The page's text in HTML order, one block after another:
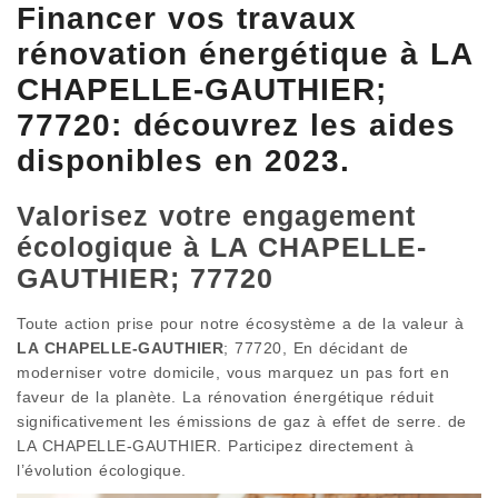
Financer vos travaux
rénovation énergétique à LA
CHAPELLE-GAUTHIER;
77720: découvrez les aides
disponibles en 2023.
Valorisez votre engagement
écologique à LA CHAPELLE-
GAUTHIER; 77720
Toute action prise pour notre écosystème a de la valeur à
LA CHAPELLE-GAUTHIER; 77720, En décidant de
moderniser votre domicile, vous marquez un pas fort en
faveur de la planète. La rénovation énergétique réduit
significativement les émissions de gaz à effet de serre. de
LA CHAPELLE-GAUTHIER. Participez directement à
l’évolution écologique.